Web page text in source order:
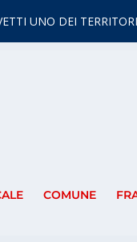
UNO DEI
COMUNE